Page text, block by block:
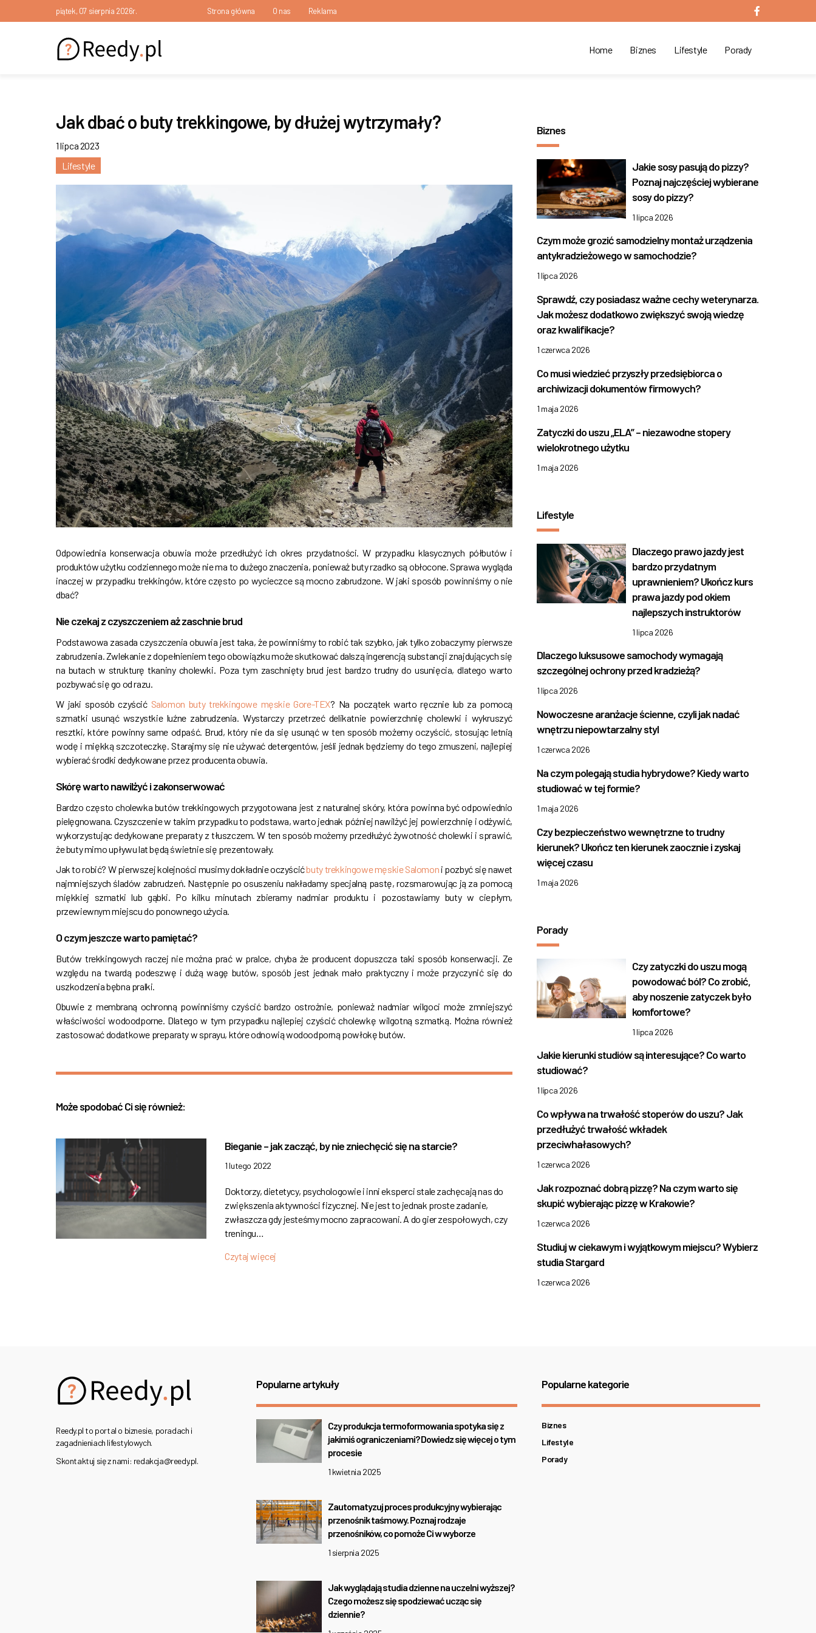
piątek, 07 sierpnia 2026r. Strona główna O nas Reklama
Home Biznes Lifestyle Porady
Jak dbać o buty trekkingowe, by dłużej wytrzymały?
1 lipca 2023
Lifestyle
Odpowiednia konserwacja obuwia może przedłużyć ich okres przydatności. W przypadku klasycznych półbutów i
produktów użytku codziennego może nie ma to dużego znaczenia, ponieważ buty rzadko są obłocone. Sprawa wygląda
inaczej w przypadku trekkingów, które często po wycieczce są mocno zabrudzone. W jaki sposób powinniśmy o nie
dbać?
Nie czekaj z czyszczeniem aż zaschnie brud
Podstawowa zasada czyszczenia obuwia jest taka, że powinniśmy to robić tak szybko, jak tylko zobaczymy pierwsze
zabrudzenia. Zwlekanie z dopełnieniem tego obowiązku może skutkować dalszą ingerencją substancji znajdujących się
na butach w strukturę tkaniny cholewki. Poza tym zaschnięty brud jest bardzo trudny do usunięcia, dlatego warto
pozbywać się go od razu.
W jaki sposób czyścić Salomon buty trekkingowe męskie Gore-TEX? Na początek warto ręcznie lub za pomocą
szmatki usunąć wszystkie luźne zabrudzenia. Wystarczy przetrzeć delikatnie powierzchnię cholewki i wykruszyć
resztki, które powinny same odpaść. Brud, który nie da się usunąć w ten sposób możemy oczyścić, stosując letnią
wodę i miękką szczoteczkę. Starajmy się nie używać detergentów, jeśli jednak będziemy do tego zmuszeni, najlepiej
wybierać środki dedykowane przez producenta obuwia.
Skórę warto nawilżyć i zakonserwować
Bardzo często cholewka butów trekkingowych przygotowana jest z naturalnej skóry, która powinna być odpowiednio
pielęgnowana. Czyszczenie w takim przypadku to podstawa, warto jednak później nawilżyć jej powierzchnię i odżywić,
wykorzystując dedykowane preparaty z tłuszczem. W ten sposób możemy przedłużyć żywotność cholewki i sprawić,
że buty mimo upływu lat będą świetnie się prezentowały.
Jak to robić? W pierwszej kolejności musimy dokładnie oczyścićbuty trekkingowe męskie Salomon i pozbyć się nawet
najmniejszych śladów zabrudzeń. Następnie po osuszeniu nakładamy specjalną pastę, rozsmarowując ją za pomocą
miękkiej szmatki lub gąbki. Po kilku minutach zbieramy nadmiar produktu i pozostawiamy buty w ciepłym,
przewiewnym miejscu do ponownego użycia.
O czym jeszcze warto pamiętać?
Butów trekkingowych raczej nie można prać w pralce, chyba że producent dopuszcza taki sposób konserwacji. Ze
względu na twardą podeszwę i dużą wagę butów, sposób jest jednak mało praktyczny i może przyczynić się do
uszkodzenia bębna pralki.
Obuwie z membraną ochronną powinniśmy czyścić bardzo ostrożnie, ponieważ nadmiar wilgoci może zmniejszyć
właściwości wodoodporne. Dlatego w tym przypadku najlepiej czyścić cholewkę wilgotną szmatką. Można również
zastosować dodatkowe preparaty w sprayu, które odnowią wodoodporną powłokę butów.
Może spodobać Ci się również:
Bieganie – jak zacząć, by nie zniechęcić się na starcie?
1 lutego 2022
Doktorzy, dietetycy, psychologowie i inni eksperci stale zachęcają nas do
zwiększenia aktywności fizycznej. Nie jest to jednak proste zadanie,
zwłaszcza gdy jesteśmy mocno zapracowani. A do gier zespołowych, czy
treningu…
Czytaj więcej
Biznes
Jakie sosy pasują do pizzy?
Poznaj najczęściej wybierane
sosy do pizzy?
1 lipca 2026
Czym może grozić samodzielny montaż urządzenia
antykradzieżowego w samochodzie?
1 lipca 2026
Sprawdź, czy posiadasz ważne cechy weterynarza.
Jak możesz dodatkowo zwiększyć swoją wiedzę
oraz kwalifikacje?
1 czerwca 2026
Co musi wiedzieć przyszły przedsiębiorca o
archiwizacji dokumentów firmowych?
1 maja 2026
Zatyczki do uszu „ELA” – niezawodne stopery
wielokrotnego użytku
1 maja 2026
Lifestyle
Dlaczego prawo jazdy jest
bardzo przydatnym
uprawnieniem? Ukończ kurs
prawa jazdy pod okiem
najlepszych instruktorów
1 lipca 2026
Dlaczego luksusowe samochody wymagają
szczególnej ochrony przed kradzieżą?
1 lipca 2026
Nowoczesne aranżacje ścienne, czyli jak nadać
wnętrzu niepowtarzalny styl
1 czerwca 2026
Na czym polegają studia hybrydowe? Kiedy warto
studiować w tej formie?
1 maja 2026
Czy bezpieczeństwo wewnętrzne to trudny
kierunek? Ukończ ten kierunek zaocznie i zyskaj
więcej czasu
1 maja 2026
Porady
Czy zatyczki do uszu mogą
powodować ból? Co zrobić,
aby noszenie zatyczek było
komfortowe?
1 lipca 2026
Jakie kierunki studiów są interesujące? Co warto
studiować?
1 lipca 2026
Co wpływa na trwałość stoperów do uszu? Jak
przedłużyć trwałość wkładek
przeciwhałasowych?
1 czerwca 2026
Jak rozpoznać dobrą pizzę? Na czym warto się
skupić wybierając pizzę w Krakowie?
1 czerwca 2026
Studiuj w ciekawym i wyjątkowym miejscu? Wybierz
studia Stargard
1 czerwca 2026
Reedy.pl to portal o biznesie, poradach i
zagadnieniach lifestylowych.
Skontaktuj się z nami: redakcja@reedy.pl.
Popularne artykuły
Czy produkcja termoformowania spotyka się z
jakimiś ograniczeniami? Dowiedz się więcej o tym
procesie
1 kwietnia 2025
Zautomatyzuj proces produkcyjny wybierając
przenośnik taśmowy. Poznaj rodzaje
przenośników, co pomoże Ci w wyborze
1 sierpnia 2025
Jak wyglądają studia dzienne na uczelni wyższej?
Czego możesz się spodziewać ucząc się
dziennie?
Popularne kategorie
Biznes
Lifestyle
Porady